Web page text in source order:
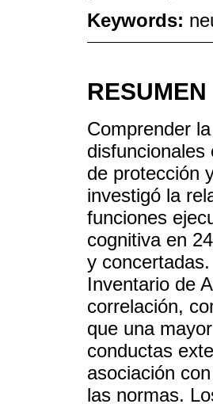
Keywords:
RESUMEN
Comprender
de protección
investigó la
funciones
cognitiva en
y
Inventario de
correlación,
que una
conductas
asociación
las normas.